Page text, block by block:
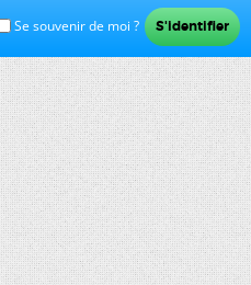
Se souvenir de moi ?